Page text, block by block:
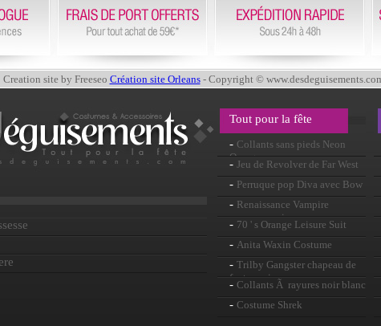
Creation site by Freeseo Création site Orleans- Copyright ©
Tout pour la fête
- Collants sans pieds Neon
Orange
- Jeu de Revolver de Far West
- Perruque pop Diva avec Bow
- Renaissance Vampire
perruque noir
- 70 ' s Orange Leisure Suit
- Anita Waxin Costume
- Trilby Gangster chapeau de
feutre noir
- Collants Ã rayures noir blanc
- Costume Shrek